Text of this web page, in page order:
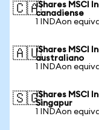
🇨🇦iShares MSCI
canadiense
1 INDAon
🇦🇺iShares MSCI
australiano
1 INDAon
🇸🇬iShares MSCI
Singapur
1 INDAon